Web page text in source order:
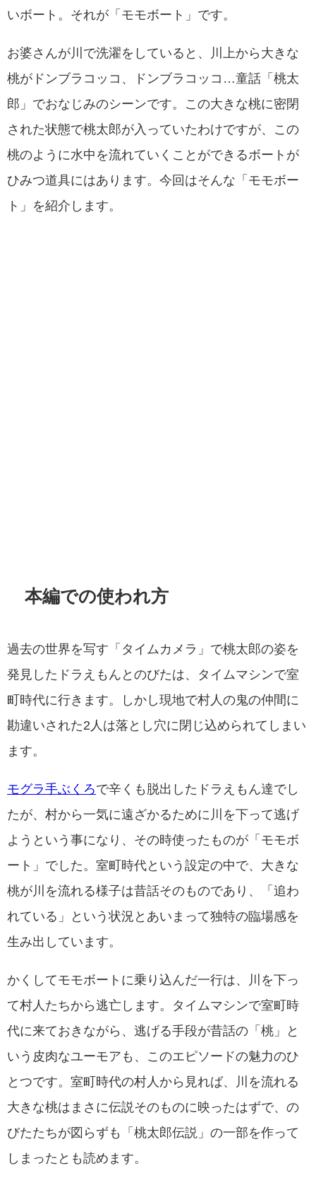
いボート。それが「モモボート」です。
お婆さんが川で洗濯をしていると、川上から大きな
桃がドンブラコッコ、ドンブラコッコ…童話「桃太
郎」でおなじみのシーンです。この大きな桃に密閉
された状態で桃太郎が入っていたわけですが、この
桃のように水中を流れていくことができるボートが
ひみつ道具にはあります。今回はそんな「モモボー
ト」を紹介します。
本編での使われ方
過去の世界を写す「タイムカメラ」で桃太郎の姿を
発見したドラえもんとのびたは、タイムマシンで室
町時代に行きます。しかし現地で村人の鬼の仲間に
勘違いされた2人は落とし穴に閉じ込められてしまい
ます。
モグラ手ぶくろで辛くも脱出したドラえもん達でし
たが、村から一気に遠ざかるために川を下って逃げ
ようという事になり、その時使ったものが「モモボ
ート」でした。室町時代という設定の中で、大きな
桃が川を流れる様子は昔話そのものであり、「追わ
れている」という状況とあいまって独特の臨場感を
生み出しています。
かくしてモモボートに乗り込んだ一行は、川を下っ
て村人たちから逃亡します。タイムマシンで室町時
代に来ておきながら、逃げる手段が昔話の「桃」と
いう皮肉なユーモアも、このエピソードの魅力のひ
とつです。室町時代の村人から見れば、川を流れる
大きな桃はまさに伝説そのものに映ったはずで、の
びたたちが図らずも「桃太郎伝説」の一部を作って
しまったとも読めます。